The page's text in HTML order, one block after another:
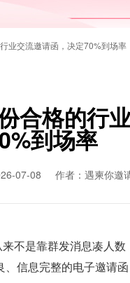
业交流邀请函，决定70%到场率
合格的行
到场率
07-08 作者：遇柬你邀
不是靠群发消息凑人
信息完整的电子邀请